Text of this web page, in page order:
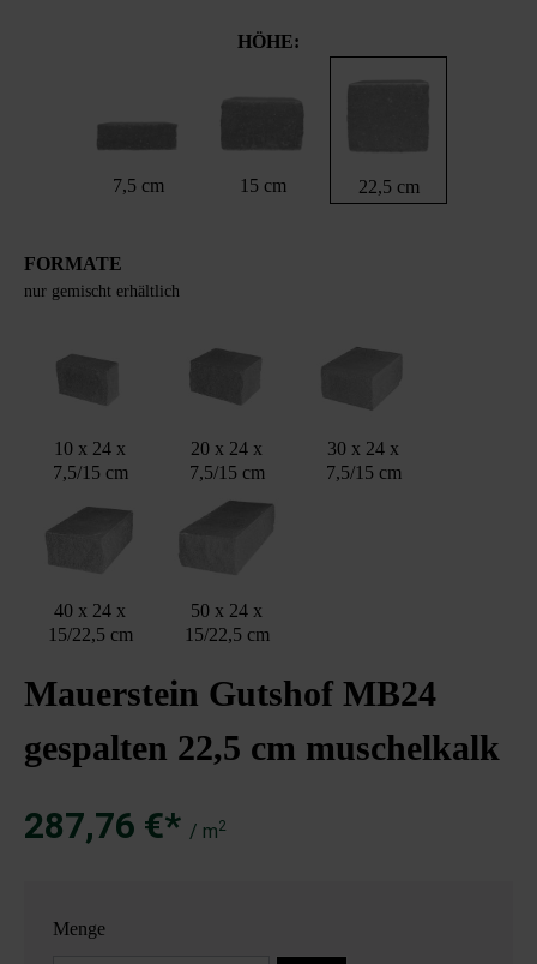
HÖHE:
7,5 cm 15 cm 22,5 cm
FORMATE
nur gemischt erhältlich
10 x 24 x
7,5/15 cm
20 x 24 x
7,5/15 cm
30 x 24 x
7,5/15 cm
40 x 24 x
15/22,5 cm
50 x 24 x
15/22,5 cm
Mauerstein Gutshof MB24
gespalten 22,5 cm muschelkalk
287,76 €* / m2
Menge